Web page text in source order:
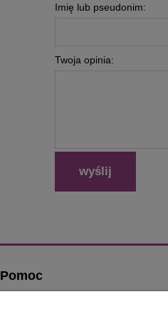
Imię lub pseudonim:
Twoja opinia:
wyślij
Pomoc